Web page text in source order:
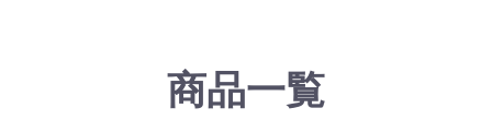
商品一覧